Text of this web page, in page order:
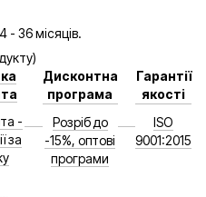
- 36 місяців.
-
за
Дисконтна
програма
Розріб до
-15%, оптові
програми
Гарантії
якості
ISO
9001:2015